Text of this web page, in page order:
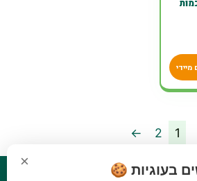
1
2
←
× בעוגיות 🍪